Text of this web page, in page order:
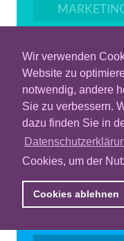
Wir verwenden
Website zu
notwendig, andere
Sie zu verbessern.
dazu finden Sie in
Cookies, um der
Cookies ablehnen
DISPLAY
ID